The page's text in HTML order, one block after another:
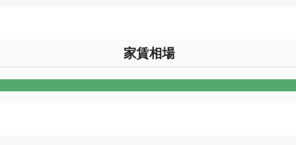
家賃相場